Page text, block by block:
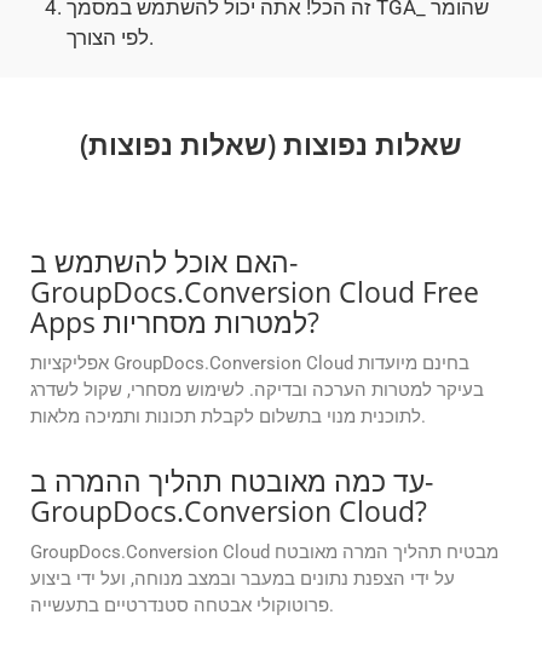
זה הכל! אתה יכול להשתמש במסמך TGA_ שהומר
לפי הצורך.
שאלות נפוצות (שאלות נפוצות)
האם אוכל להשתמש ב-
GroupDocs.Conversion Cloud Free
Apps למטרות מסחריות?
אפליקציות GroupDocs.Conversion Cloud בחינם מיועדות
בעיקר למטרות הערכה ובדיקה. לשימוש מסחרי, שקול לשדרג
לתוכנית מנוי בתשלום לקבלת תכונות ותמיכה מלאות.
עד כמה מאובטח תהליך ההמרה ב-
GroupDocs.Conversion Cloud?
GroupDocs.Conversion Cloud מבטיח תהליך המרה מאובטח
על ידי הצפנת נתונים במעבר ובמצב מנוחה, ועל ידי ביצוע
פרוטוקולי אבטחה סטנדרטיים בתעשייה.